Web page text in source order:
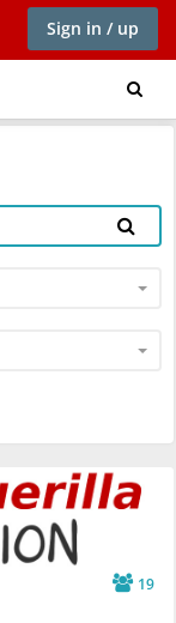
Sign in / up
19